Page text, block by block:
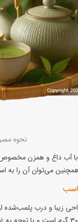
نحوه
آب داغ و همزن مخصوص
می‌توان آن را به
زیبا و درب